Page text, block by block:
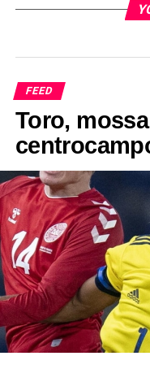
FEED
Toro,